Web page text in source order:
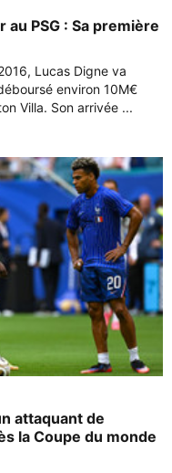
PSG : Sa première
Lucas Digne va
environ 10M€
Villa. Son arrivée ...
attaquant de
la Coupe du monde